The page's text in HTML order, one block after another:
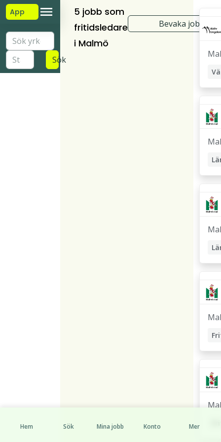
App
Sök
5 jobb som
fritidsledare
i Malmö
Bevaka jobb
Hem Sök Mina jobb Konto Mer